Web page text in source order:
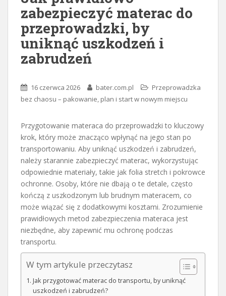
zabezpieczyć materac do
przeprowadzki, by
uniknąć uszkodzeń i
zabrudzeń
16 czerwca 2026 bater.com.pl
Przeprowadzka
bez chaosu – pakowanie, plan i start w nowym miejscu
Przygotowanie materaca do przeprowadzki to kluczowy
krok, który może znacząco wpłynąć na jego stan po
transportowaniu. Aby uniknąć uszkodzeń i zabrudzeń,
należy starannie zabezpieczyć materac, wykorzystując
odpowiednie materiały, takie jak folia stretch i pokrowce
ochronne. Osoby, które nie dbają o te detale, często
kończą z uszkodzonym lub brudnym materacem, co
może wiązać się z dodatkowymi kosztami. Zrozumienie
prawidłowych metod zabezpieczenia materaca jest
niezbędne, aby zapewnić mu ochronę podczas
transportu.
W tym artykule przeczytasz
Jak przygotować materac do transportu, by uniknąć
uszkodzeń i zabrudzeń?